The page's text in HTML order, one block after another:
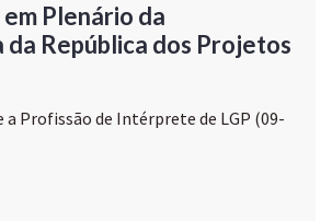
Plenário da
da República dos Projetos
a Profissão de Intérprete de LGP (09-